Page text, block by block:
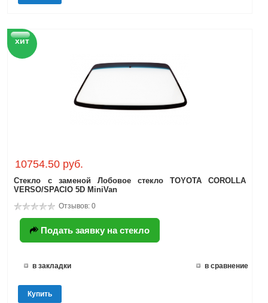
хит
10754.50 руб.
Стекло с заменой Лобовое стекло TOYOTA COROLLA
VERSO/SPACIO 5D MiniVan
Отзывов: 0
Подать заявку на стекло
в закладки в сравнение
Купить